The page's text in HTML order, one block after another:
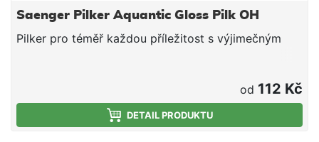
Saenger Pilker Aquantic Gloss Pilk OH
Pilker pro téměř každou příležitost s výjimečným
od 112 Kč
DETAIL PRODUKTU